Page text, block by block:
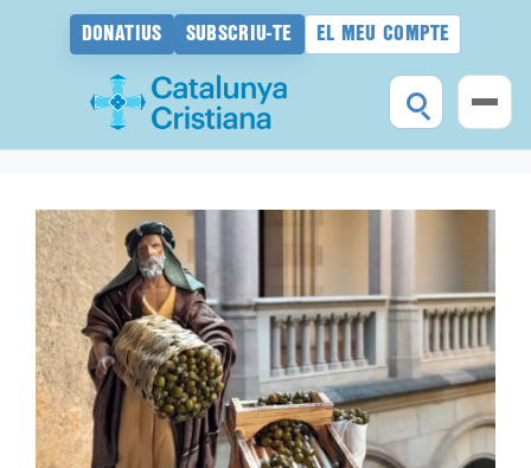
DONATIUS SUBSCRIU-TE EL MEU COMPTE
contingut